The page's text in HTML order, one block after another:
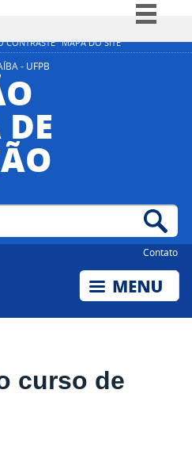
CONTRASTE MAPA DO SITE
Simplifique!
Acesso à informação
- UFPB
Contato
curso de